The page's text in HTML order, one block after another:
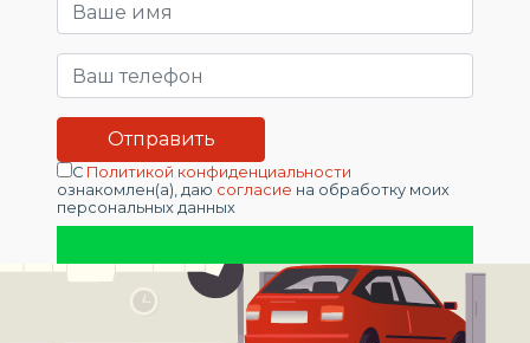
С Политикой конфиденциальности
ознакомлен(а), даю согласие на обработку моих
персональных данных